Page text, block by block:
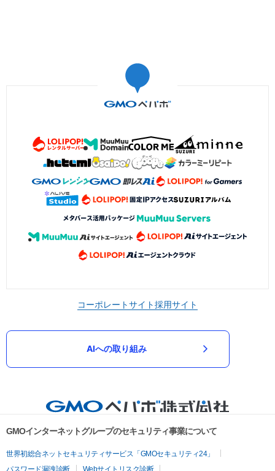
コーポレートサイト採用サイト
AIへの取り組み
GMOインターネットグループのセキュリティ事業について
世界初総合ネットセキュリティサービス「GMOセキュリティ24」
パスワード漏洩診断
Webサイトリスク診断